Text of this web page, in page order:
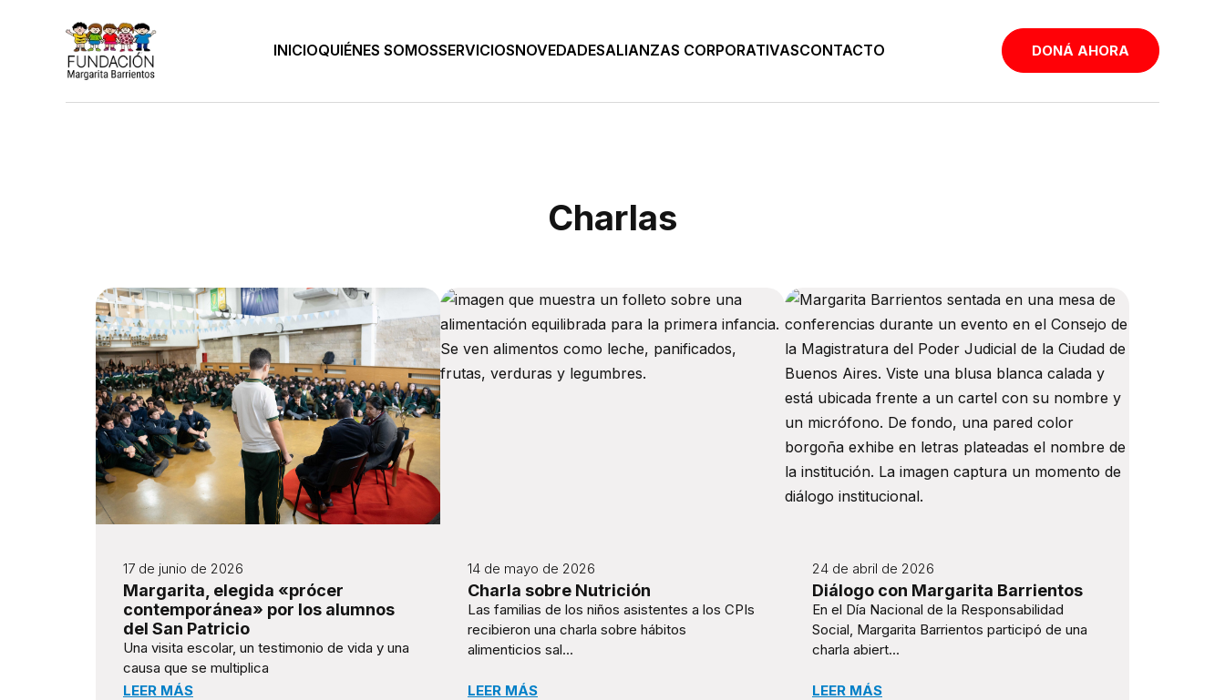
INICIOQUIÉNES SOMOSSERVICIOSNOVEDADESALIANZAS CORPORATIVASCONTACTO DONÁ AHORA
Charlas
17 de junio de 2026
Margarita, elegida «prócer
contemporánea» por los alumnos
del San Patricio
Una visita escolar, un testimonio de vida y una
causa que se multiplica
LEER MÁS
14 de mayo de 2026
Charla sobre Nutrición
Las familias de los niños asistentes a los CPIs
recibieron una charla sobre hábitos
alimenticios sal...
LEER MÁS
24 de abril de 2026
Diálogo con Margarita Barrientos
En el Día Nacional de la Responsabilidad
Social, Margarita Barrientos participó de una
charla abiert...
LEER MÁS